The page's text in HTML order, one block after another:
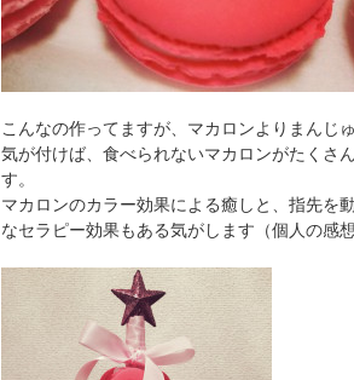
こんなの作ってますが、マカロンよりまんじゅ
気が付けば、食べられないマカロンがたくさ
す。
マカロンのカラー効果による癒しと、指先を
なセラピー効果もある気がします（個人の感想